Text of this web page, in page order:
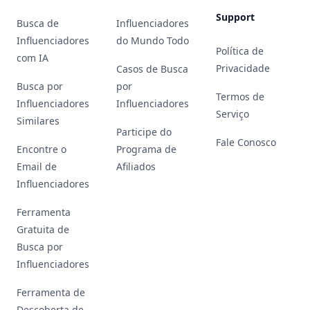
Busca de
Influenciadores
com IA
Busca por
Influenciadores
Similares
Encontre o
Email de
Influenciadores
Ferramenta
Gratuita de
Busca por
Influenciadores
Ferramenta de
Influenciadores
do Mundo Todo
Casos de Busca
por
Influenciadores
Participe do
Programa de
Afiliados
Support
Política de
Privacidade
Termos de
Serviço
Fale Conosco